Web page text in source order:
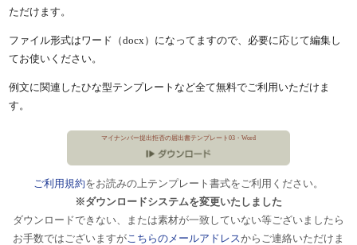
ただけます。
ファイル形式はワード（docx）になってますので、必要に応じて編集し
てお使いください。
例文に関連したひな型テンプレートなど全て無料でご利用いただけま
す。
マイナンバー提出拒否の届出書テンプレート03・Word
ご利用規約をお読みの上テンプレート書式をご利用ください。
※ダウンロードシステムを変更いたしました
ダウンロードできない、または素材が一致していない等ございましたら
お手数ではございますがこちらのメールアドレスからご連絡いただけま